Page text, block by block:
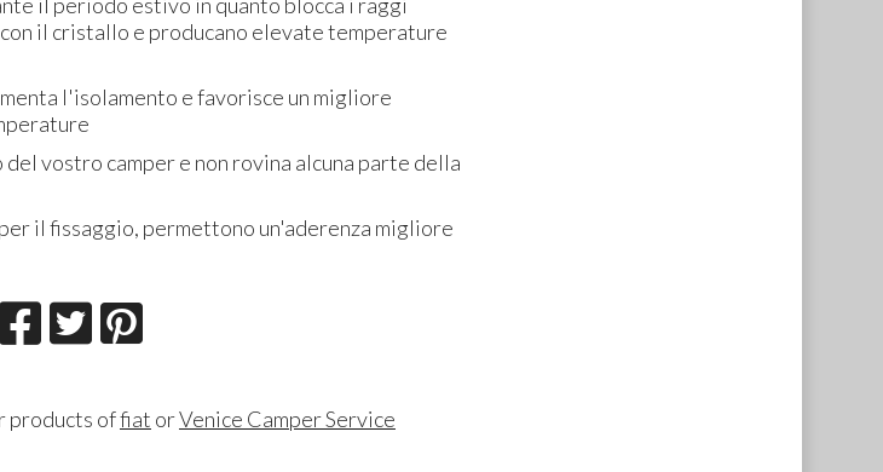
il cristallo e producano elevate temperature
l'isolamento e favorisce un migliore
vostro camper e non rovina alcuna parte della
il fissaggio, permettono un'aderenza migliore
products offiat orVenice Camper Service